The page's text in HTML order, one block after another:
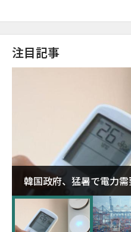
注目記事
韓国政府、猛暑で電力
に需給対応体制を点検